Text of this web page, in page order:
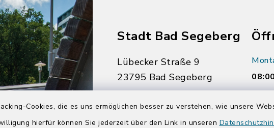
Cookies, die es uns ermöglichen besser zu verstehen, wie unsere
hierfür können Sie jederzeit über den Link in unseren
Stadt Bad Segeberg
Lübecker Straße 9
23795 Bad Segeberg